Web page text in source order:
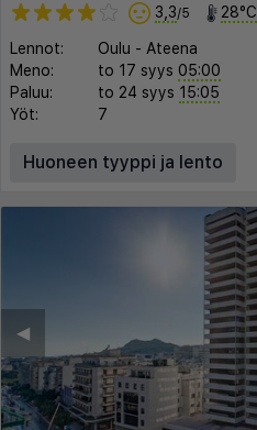
3,3/5 28°C
Lennot: Oulu - Ateena
Meno:
to 17 syys 05:00
Paluu:
to 24 syys 15:05
Yöt:
7
Huoneen tyyppi ja lento
◀︎